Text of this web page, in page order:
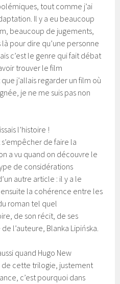
tout comme j’ai
Il y a eu beaucoup
beaucoup de jugements,
là pour dire qu’une personne
c’est le genre qui fait débat
trouver le film
j’allais regarder un film où
je ne me suis pas non
l’histoire !
de faire la
a vu quand on découvre le
de considérations
autre article : il y a le
la cohérence entre les
roman tel quel
de son récit, de ses
l’auteure, Blanka Lipińska.
quand Hugo New
cette trilogie, justement
c’est pourquoi dans